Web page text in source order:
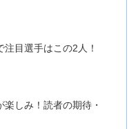
目選手はこの2人！
しみ！読者の期待・